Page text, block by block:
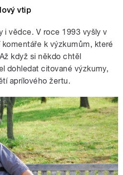
vtip
i vědce. V roce 1993 vyšly v
k výzkumům, které
když si někdo chtěl
dohledat citované výzkumy,
aprílového žertu.